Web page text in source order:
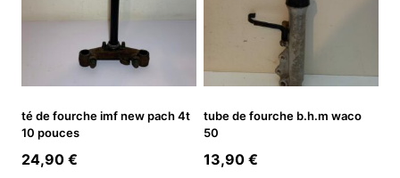
té de fourche imf new pach 4t
10 pouces
24,90 €
tube de fourche b.h.m waco
50
13,90 €